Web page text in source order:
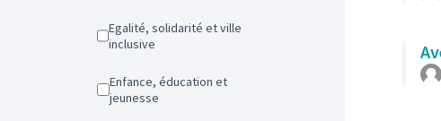
Egalité, solidarité et ville
inclusive
Enfance, éducation et
jeunesse